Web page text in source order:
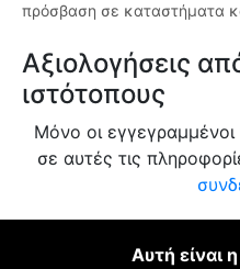
πρόσβαση σε καταστήματα
Αξιολογήσεις
ιστότοπους
Μόνο οι
σε αυτές τις
Αυτή είναι